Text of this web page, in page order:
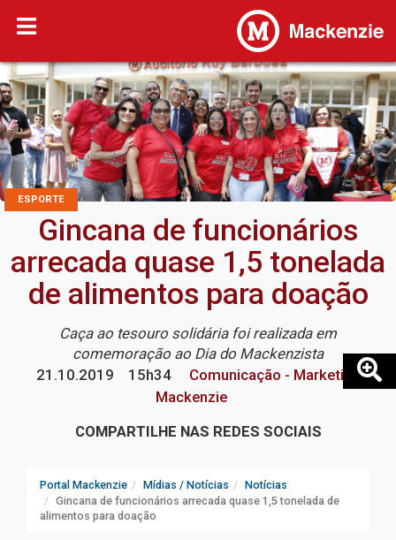
ESPORTE
Gincana de funcionários
arrecada quase 1,5 tonelada
de alimentos para doação
Caça ao tesouro solidária foi realizada em
comemoração ao Dia do Mackenzista
21.10.2019
15h34
Comunicação - Marketing
Mackenzie
COMPARTILHE NAS REDES SOCIAIS
Portal Mackenzie Mídias / Notícias
Notícias
Gincana de funcionários arrecada quase 1,5 tonelada de
alimentos para doação